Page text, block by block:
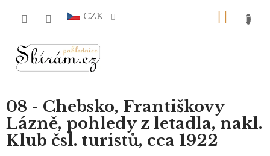
CZK
08 - Chebsko, Františkovy
Lázně, pohledy z letadla, nakl.
Klub čsl. turistů, cca 1922